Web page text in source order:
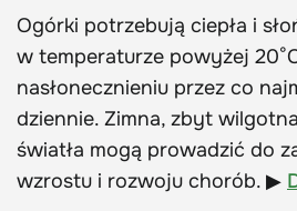
Ogórki potrzebują ciepła i
w temperaturze powyżej
nasłonecznieniu przez co
dziennie. Zimna, zbyt
światła mogą prowadzić do
wzrostu i rozwoju chorób. ▶